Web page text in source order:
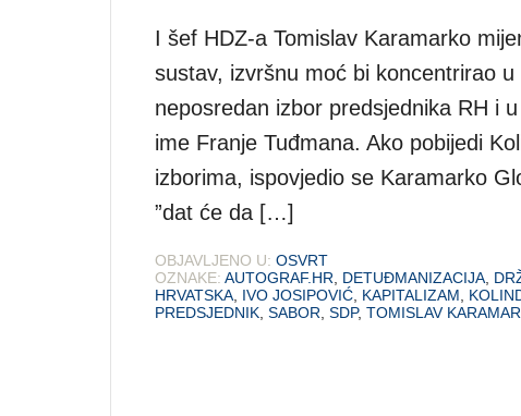
I šef HDZ-a Tomislav Karamarko
sustav, izvršnu moć bi koncentrirao
neposredan izbor predsjednika RH i
ime Franje Tuđmana. Ako pobijedi
izborima, ispovjedio se Karamarko
”dat će da […]
OBJAVLJENO U: OSVRT
OZNAKE: AUTOGRAF.HR DETUĐMANIZACIJA
HRVATSKA IVO JOSIPOVIĆ KAPITALIZAM
PREDSJEDNIK SABOR SDP, TOMISLAV